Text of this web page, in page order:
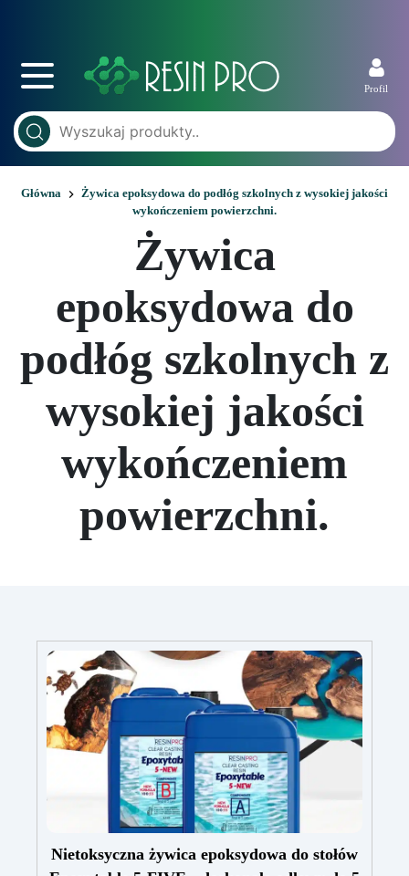
Profil
Główna
Żywica epoksydowa do podłóg szkolnych z wysokiej jakości
wykończeniem powierzchni.
Żywica
epoksydowa do
podłóg szkolnych z
wysokiej jakości
wykończeniem
powierzchni.
Nietoksyczna żywica epoksydowa do stołów